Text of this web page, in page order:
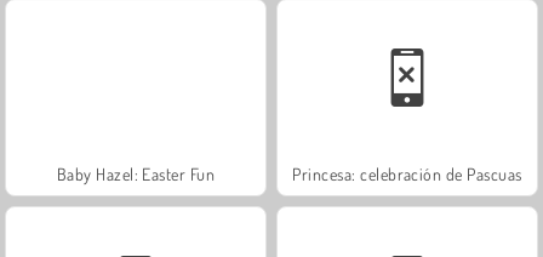
Baby Hazel: Easter Fun Princesa: celebración de Pascuas